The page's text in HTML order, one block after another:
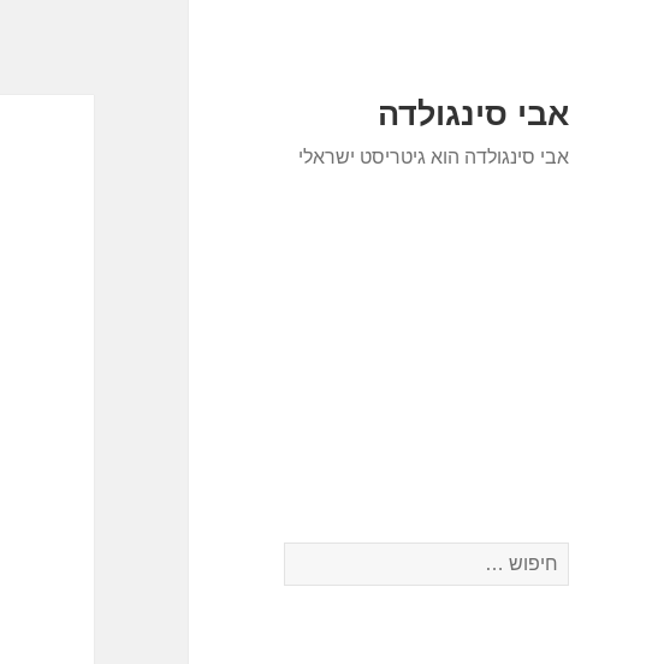
אבי סינגולדה
אבי סינגולדה הוא גיטריסט ישראלי
חיפוש: